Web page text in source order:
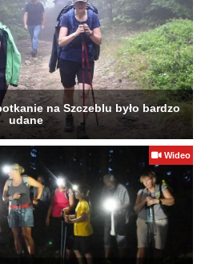
na Szczeblu było bardzo
udane
Wideo